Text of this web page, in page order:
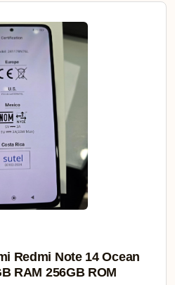
Redmi Note 14 Ocean
RAM 256GB ROM